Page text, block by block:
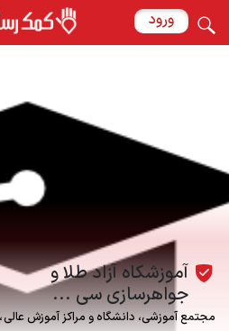
ورود
آموزشکاه آزاد طلا و
جواهرسازی سی ...
مجتمع آموزشی، دانشگاه و مراکز آموزش عالی